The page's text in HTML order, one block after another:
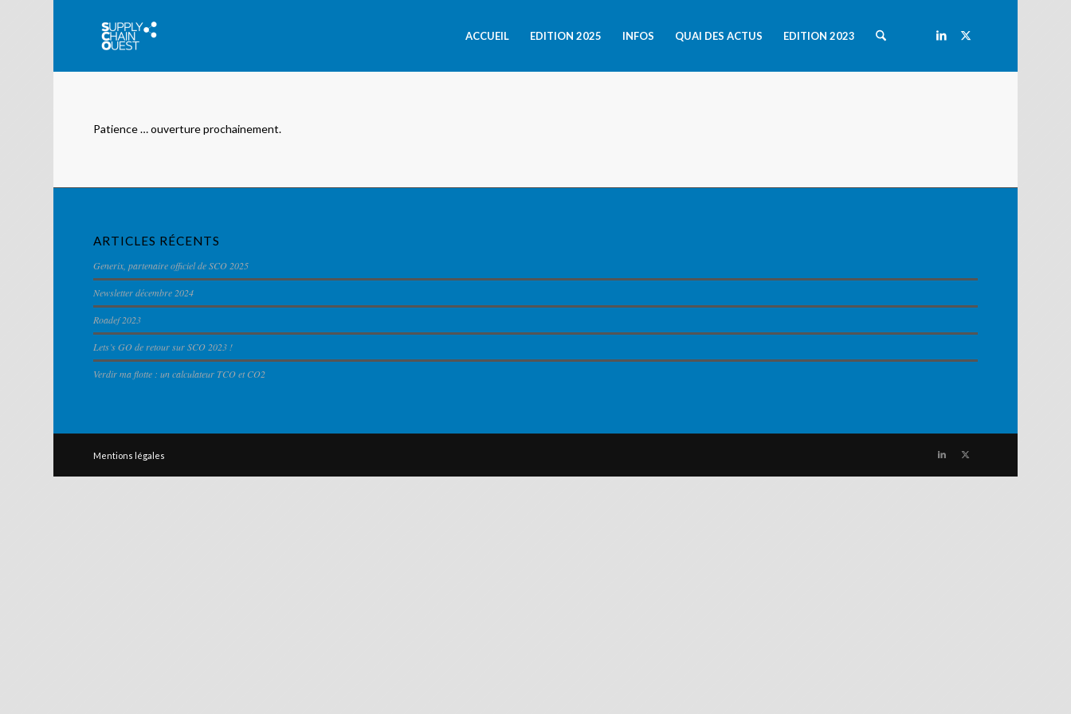
ACCUEIL EDITION 2025 INFOS QUAI DES ACTUS EDITION 2023
Patience … ouverture prochainement.
ARTICLES RÉCENTS
Generix, partenaire officiel de SCO 2025
Newsletter décembre 2024
Roadef 2023
Lets’s GO de retour sur SCO 2023 !
Verdir ma flotte : un calculateur TCO et CO2
Mentions légales